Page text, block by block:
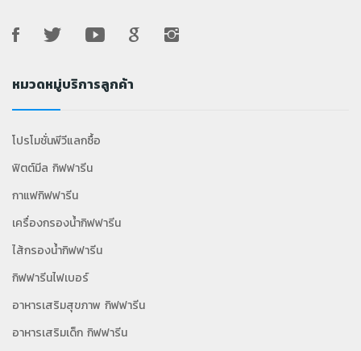
หมวดหมู่บริการลูกค้า
โปรโมชั่นพีวีแลกซื้อ
ฟิตต์มีล กิฟฟารีน
กาแฟกิฟฟารีน
เครื่องกรองน้ำกิฟฟารีน
ไส้กรองน้ำกิฟฟารีน
กิฟฟารีนไฟเบอร์
อาหารเสริมสุขภาพ กิฟฟารีน
อาหารเสริมเด็ก กิฟฟารีน